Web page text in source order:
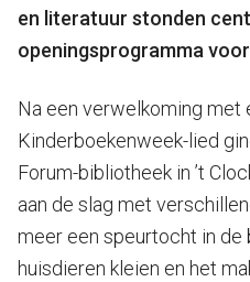
en literatuur stonden
openingsprogramma
Na een verwelkoming met
Kinderboekenweek-lied
Forum-bibliotheek in ’t
aan de slag met
meer een speurtocht in de
huisdieren kleien en het